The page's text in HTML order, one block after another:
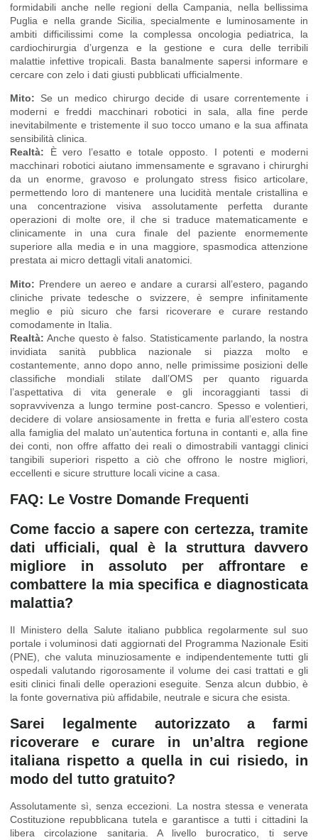
formidabili anche nelle regioni della Campania, nella bellissima
Puglia e nella grande Sicilia, specialmente e luminosamente in
ambiti difficilissimi come la complessa oncologia pediatrica, la
cardiochirurgia d’urgenza e la gestione e cura delle terribili
malattie infettive tropicali. Basta banalmente sapersi informare e
cercare con zelo i dati giusti pubblicati ufficialmente.
Mito: Se un medico chirurgo decide di usare correntemente i
moderni e freddi macchinari robotici in sala, alla fine perde
inevitabilmente e tristemente il suo tocco umano e la sua affinata
sensibilità clinica.
Realtà: È vero l’esatto e totale opposto. I potenti e moderni
macchinari robotici aiutano immensamente e sgravano i chirurghi
da un enorme, gravoso e prolungato stress fisico articolare,
permettendo loro di mantenere una lucidità mentale cristallina e
una concentrazione visiva assolutamente perfetta durante
operazioni di molte ore, il che si traduce matematicamente e
clinicamente in una cura finale del paziente enormemente
superiore alla media e in una maggiore, spasmodica attenzione
prestata ai micro dettagli vitali anatomici.
Mito: Prendere un aereo e andare a curarsi all’estero, pagando
cliniche private tedesche o svizzere, è sempre infinitamente
meglio e più sicuro che farsi ricoverare e curare restando
comodamente in Italia.
Realtà: Anche questo è falso. Statisticamente parlando, la nostra
invidiata sanità pubblica nazionale si piazza molto e
costantemente, anno dopo anno, nelle primissime posizioni delle
classifiche mondiali stilate dall’OMS per quanto riguarda
l’aspettativa di vita generale e gli incoraggianti tassi di
sopravvivenza a lungo termine post-cancro. Spesso e volentieri,
decidere di volare ansiosamente in fretta e furia all’estero costa
alla famiglia del malato un’autentica fortuna in contanti e, alla fine
dei conti, non offre affatto dei reali o dimostrabili vantaggi clinici
tangibili superiori rispetto a ciò che offrono le nostre migliori,
eccellenti e sicure strutture locali vicine a casa.
FAQ: Le Vostre Domande Frequenti
Come faccio a sapere con certezza, tramite
dati ufficiali, qual è la struttura davvero
migliore in assoluto per affrontare e
combattere la mia specifica e diagnosticata
malattia?
Il Ministero della Salute italiano pubblica regolarmente sul suo
portale i voluminosi dati aggiornati del Programma Nazionale Esiti
(PNE), che valuta minuziosamente e indipendentemente tutti gli
ospedali valutando rigorosamente il volume dei casi trattati e gli
esiti clinici finali delle operazioni eseguite. Senza alcun dubbio, è
la fonte governativa più affidabile, neutrale e sicura che esista.
Sarei legalmente autorizzato a farmi
ricoverare e curare in un’altra regione
italiana rispetto a quella in cui risiedo, in
modo del tutto gratuito?
Assolutamente sì, senza eccezioni. La nostra stessa e venerata
Costituzione repubblicana tutela e garantisce a tutti i cittadini la
libera circolazione sanitaria. A livello burocratico, ti serve